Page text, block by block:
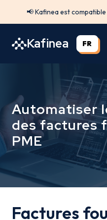
📢 Kafinea est
Kafinea FR
Automatiser
des factures
PME
Factures